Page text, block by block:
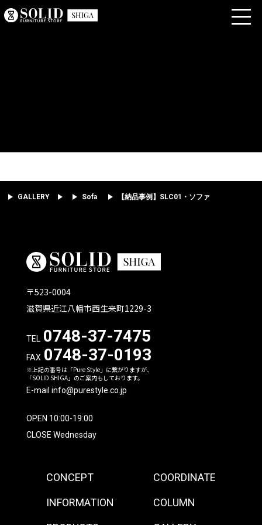
GALLERY Sofa 【納品事例】SLC01・ソファ
〒523-0004
滋賀県近江八幡市西生来町1229-3
TEL 0748-37-7475
FAX 0748-37-0193
※上記の番号は「Pure Style」に繋がりますが、
「SOLID SHIGA」のご案内もしております。
E-mail info@purestyle.co.jp
OPEN 10:00-19:00
CLOSE Wednesday
CONCEPT
INFORMATION
COORDINATE
COLUMN